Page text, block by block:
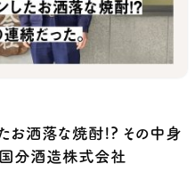
お洒落な焼酎!? その中身
国分酒造株式会社